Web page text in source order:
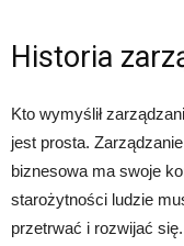
Historia
Kto wymyślił
jest prosta.
biznesowa ma swoje
starożytności ludzie
przetrwać i rozwijać